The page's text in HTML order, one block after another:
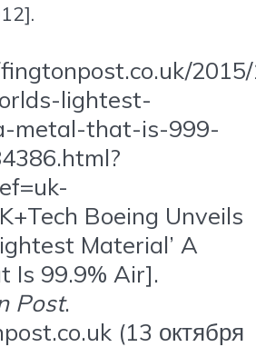
lightest-
metal-that-is-999-
Boeing Unveils
Material’ A
Is 99.9% Air].
Post.
(13 октября